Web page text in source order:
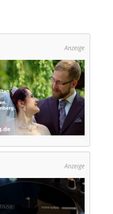
Anzeige
Anzeige